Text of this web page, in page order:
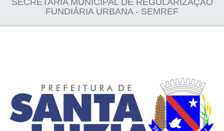
SECRETARIA MUNICIPAL DE REGULARIZAÇÃO
FUNDIÁRIA URBANA - SEMREF